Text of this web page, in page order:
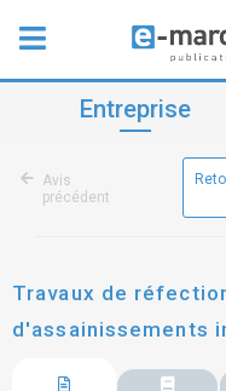
Entreprise
Avis
précédent
Travaux de
d'assainissements
immobilier de